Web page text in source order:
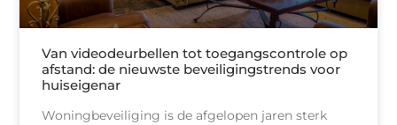
Van videodeurbellen tot toegangscontrole op
afstand: de nieuwste beveiligingstrends voor
huiseigenar
Woningbeveiliging is de afgelopen jaren sterk